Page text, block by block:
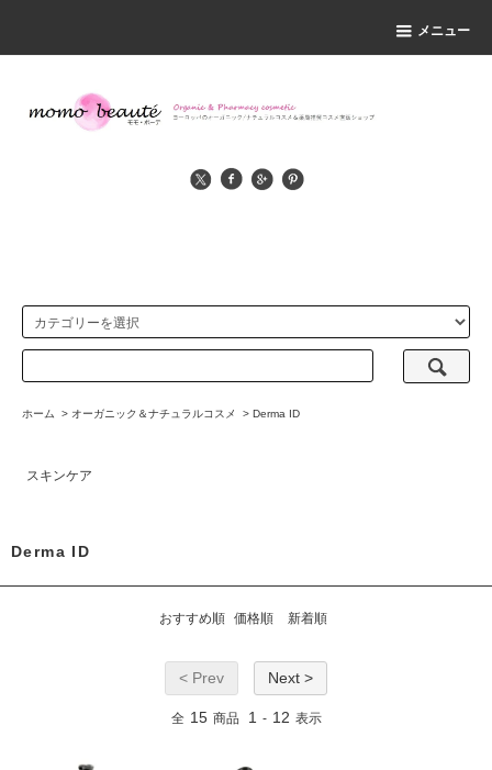
メニュー
ホーム > オーガニック＆ナチュラルコスメ > Derma ID
スキンケア
Derma ID
おすすめ順 価格順 新着順
< Prev Next >
全 15 商品 1 - 12 表示